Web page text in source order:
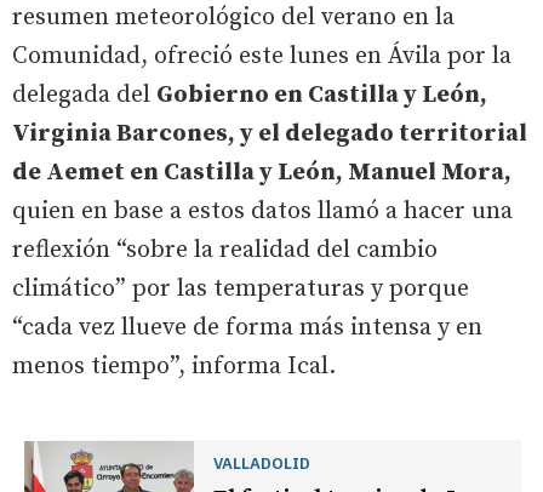
resumen meteorológico del verano en la
Comunidad, ofreció este lunes en Ávila por la
delegada del Gobierno en Castilla y León,
Virginia Barcones, y el delegado territorial
de Aemet en Castilla y León, Manuel Mora,
quien en base a estos datos llamó a hacer una
reflexión “sobre la realidad del cambio
climático” por las temperaturas y porque
“cada vez llueve de forma más intensa y en
menos tiempo”, informa Ical.
VALLADOLID